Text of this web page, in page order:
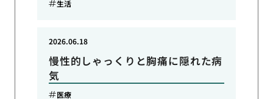
生活
慢性的しゃっくりと胸痛に隠れた病
気
2026.06.18
医療